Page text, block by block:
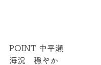
POINT 中平瀬
海況　穏やか